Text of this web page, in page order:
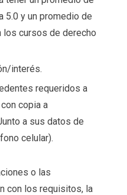
5.0 y un promedio de
los cursos de derecho
interés.
requeridos a
copia a
a sus datos de
celular).
o las
con los requisitos, la